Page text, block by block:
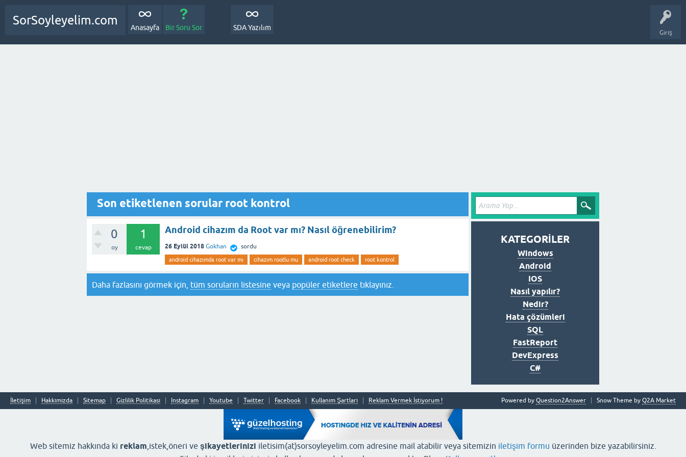
Giriş
SorSoyleyelim.com
Anasayfa Bir Soru Sor SDA Yazılım
Son etiketlenen sorular root kontrol
0
oy
1
cevap
Android cihazım da Root var mı? Nasıl öğrenebilirim?
26 Eylül 2018 Gokhan sordu
android cihazımda root var mı cihazım rootlu mu android root check root kontrol
Daha fazlasını görmek için, tüm soruların listesine veya popüler etiketlere tıklayınız.
KATEGORİLER
Windows
Android
IOS
Nasıl yapılır?
Nedir?
Hata çözümleri
SQL
FastReport
DevExpress
C#
İletişim Hakkımızda Sitemap Gizlilik Politikası Instagram Youtube Twitter Facebook Kullanım Şartları Reklam Vermek İstiyorum ! Snow Theme by Q2A Market
Powered by Question2Answer
Web sitemiz hakkında ki reklam ,istek,öneri ve şikayetlerinizi iletisim(at)sorsoyleyelim.com adresine mail atabilir veya sitemizin iletişim formu üzerinden bize yazabilirsiniz.